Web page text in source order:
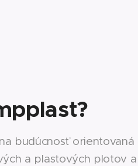
budúcnosť
a plastových plotov